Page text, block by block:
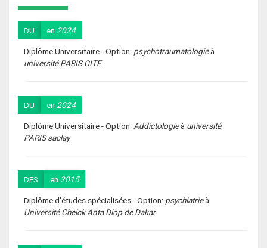
DU en 2024
Diplôme Universitaire - Option: psychotraumatologieà
université PARIS CITE
DU en 2024
Diplôme Universitaire - Option: Addictologieà université
PARIS saclay
DES en 2015
Diplôme d'études spécialisées - Option: psychiatrieà
Université Cheick Anta Diop de Dakar